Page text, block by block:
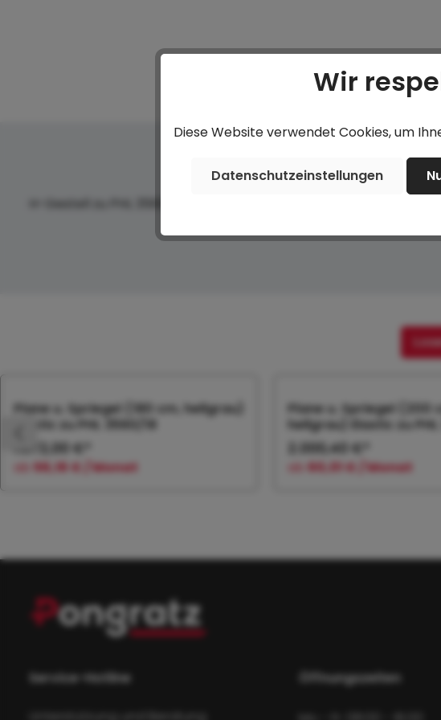
H-Gestell zu PHL 3560/18 AL
Produktgalerie überspringen
Plane u. Spriegel (180 cm, hellgrau)
Elastic zu PHL 3560/18
1.872,00 €*
ab 56,16 € / Monat
Plane u. Spriegel (200
hellgrau) Elastic zu
2.000,40 €*
ab 60,01 € / Monat
Service-Hotline Öffnungszeiten
Wir
Diese Website verwendet Cookies, um
Datenschutzeinstellungen